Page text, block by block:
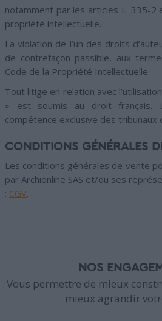
notamment par les articles L. 335-2
propriété intellectuelle.
La violation de l’un des droits
de contrefaçon passible, aux
Code de la Propriété Intellectuelle.
Tout litige en relation avec
» est soumis au droit français.
compétence exclusive des tribunaux
CONDITIONS GÉNÉRALES
Les conditions générales de vente
par Archionline SAS et/ou ses
: CGV.
NOS
Vous permettre de mieux
mieux agrandir